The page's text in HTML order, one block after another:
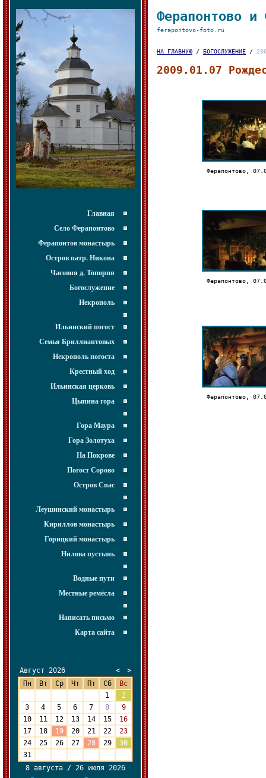
Главная
Село Ферапонтово
Ферапонтов монастырь
Остров патр. Никона
Часовня д. Топорня
Богослужение
Некрополь
Ильинский погост
Семья Бриллиантовых
Некрополь погоста
Крестный ход
Ильинская церковь
Цыпина гора
Гора Маура
Гора Золотуха
На Покрове
Погост Сорово
Остров Спас
Леушинский монастырь
Кириллов монастырь
Горицкий монастырь
Нилова пустынь
Водные пути
Местные ремёсла
Написать письмо
Карта сайта
Август 2026 <
>
Пн
Вт Ср Чт Пт Сб
Вс
1
2
3
4 5 6 7 8
9
10
11 12 13 14 15
16
17
18 19 20 21 22
23
24
25 26 27 28 29
30
31
8 августа / 26 июля 2026
Ферапонтово и
ferapontovo-foto.ru
НА ГЛАВНУЮ / БОГОСЛУЖЕНИЕ /
2009.01.07
Ферапонтово,
Ферапонтово,
Ферапонтово,